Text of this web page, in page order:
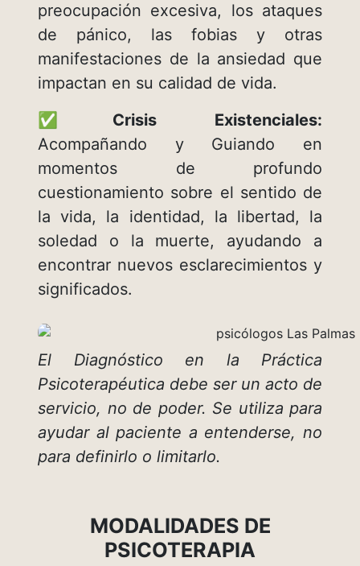
preocupación excesiva, los ataques
de pánico, las fobias y otras
manifestaciones de la ansiedad que
impactan en su calidad de vida.
✅ Crisis Existenciales:
Acompañando y Guiando en
momentos de profundo
cuestionamiento sobre el sentido de
la vida, la identidad, la libertad, la
soledad o la muerte, ayudando a
encontrar nuevos esclarecimientos y
significados.
El Diagnóstico en la Práctica
Psicoterapéutica debe ser un acto de
servicio, no de poder. Se utiliza para
ayudar al paciente a entenderse, no
para definirlo o limitarlo.
MODALIDADES DE
PSICOTERAPIA